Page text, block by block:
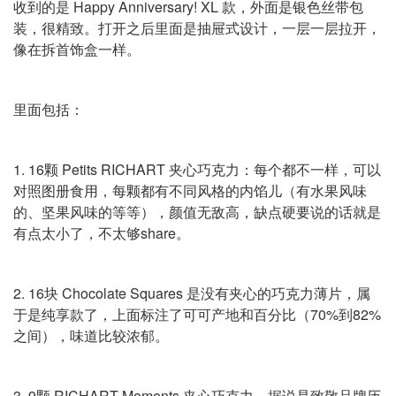
收到的是 Happy Anniversary! XL 款，外面是银色丝带包
装，很精致。打开之后里面是抽屉式设计，一层一层拉开，
像在拆首饰盒一样。
里面包括：
1. 16颗 Petits RICHART 夹心巧克力：每个都不一样，可以
对照图册食用，每颗都有不同风格的内馅儿（有水果风味
的、坚果风味的等等），颜值无敌高，缺点硬要说的话就是
有点太小了，不太够share。
2. 16块 Chocolate Squares 是没有夹心的巧克力薄片，属
于是纯享款了，上面标注了可可产地和百分比（70%到82%
之间），味道比较浓郁。